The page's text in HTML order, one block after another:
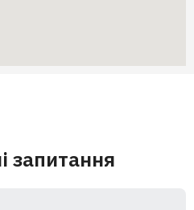
запитання